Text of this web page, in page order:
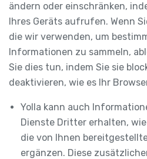
ändern oder einschränken,
Ihres Geräts aufrufen. Wenn
die wir verwenden, um
Informationen zu sammeln,
Sie dies tun, indem Sie sie
deaktivieren, wie es Ihr
Yolla kann auch
Dienste Dritter erhalten,
die von Ihnen
ergänzen. Diese